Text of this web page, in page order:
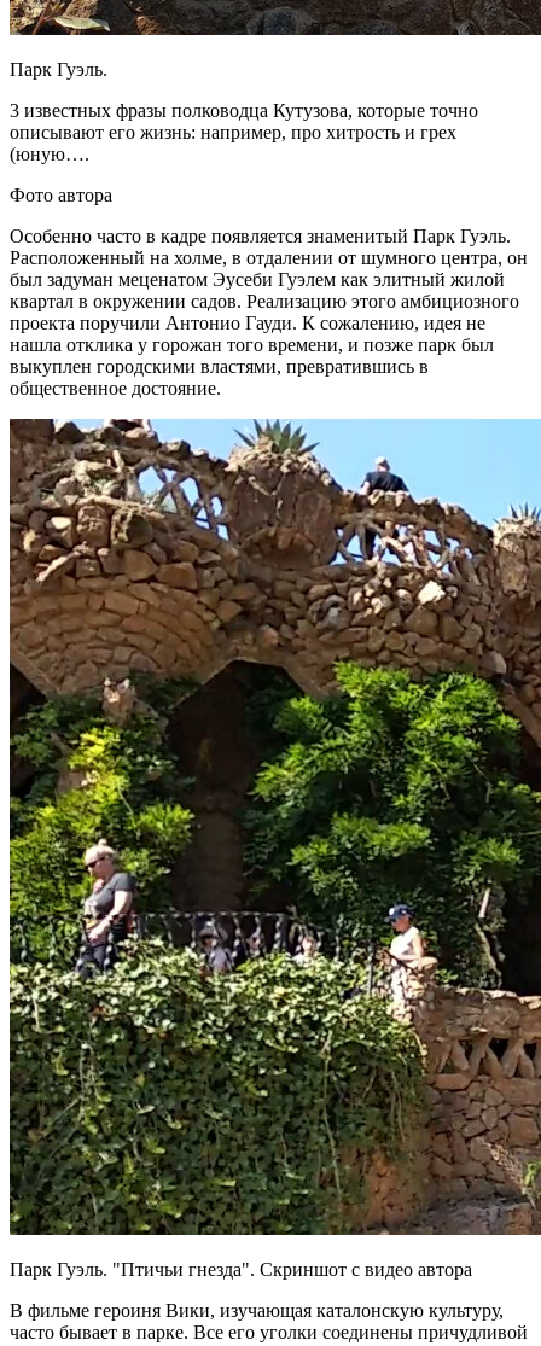
Парк Гуэль.
3 известных фразы полководца Кутузова, которые точно
описывают его жизнь: например, про хитрость и грех
(юную….
Фото автора
Особенно часто в кадре появляется знаменитый Парк Гуэль.
Расположенный на холме, в отдалении от шумного центра, он
был задуман меценатом Эусеби Гуэлем как элитный жилой
квартал в окружении садов. Реализацию этого амбициозного
проекта поручили Антонио Гауди. К сожалению, идея не
нашла отклика у горожан того времени, и позже парк был
выкуплен городскими властями, превратившись в
общественное достояние.
Парк Гуэль. "Птичьи гнезда". Скриншот с видео автора
В фильме героиня Вики, изучающая каталонскую культуру,
часто бывает в парке. Все его уголки соединены причудливой